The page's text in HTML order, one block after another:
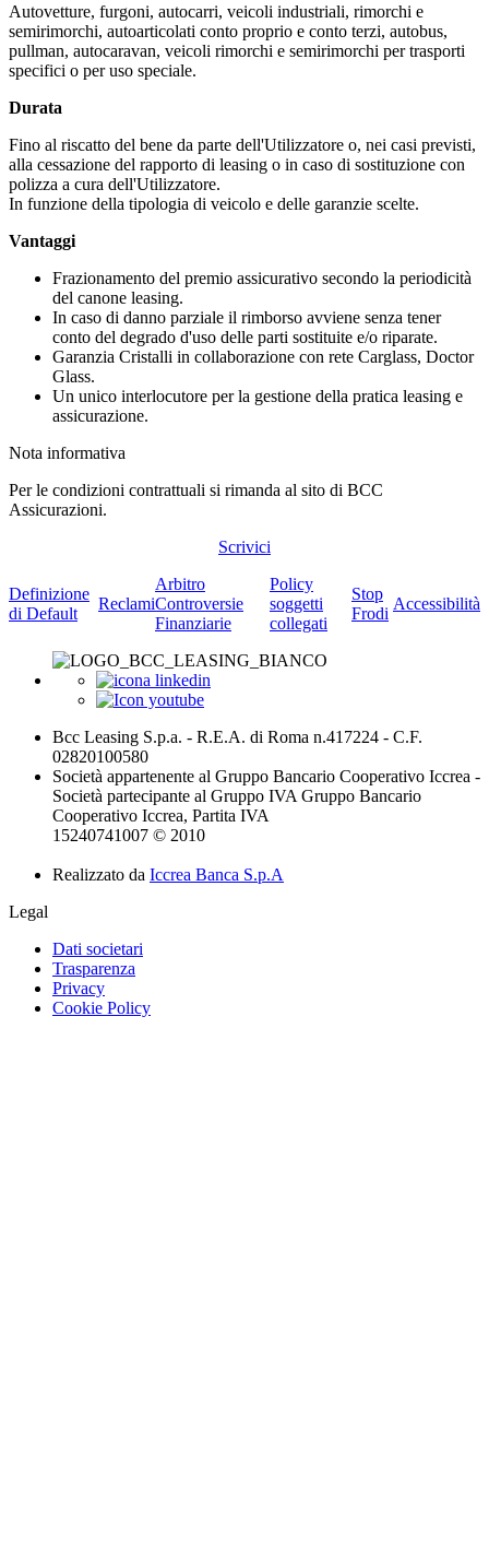
Autovetture, furgoni, autocarri, veicoli industriali, rimorchi e
semirimorchi, autoarticolati conto proprio e conto terzi, autobus,
pullman, autocaravan, veicoli rimorchi e semirimorchi per trasporti
specifici o per uso speciale.
Durata
Fino al riscatto del bene da parte dell'Utilizzatore o, nei casi previsti,
alla cessazione del rapporto di leasing o in caso di sostituzione con
polizza a cura dell'Utilizzatore.
In funzione della tipologia di veicolo e delle garanzie scelte.
Vantaggi
Frazionamento del premio assicurativo secondo la periodicità
del canone leasing.
In caso di danno parziale il rimborso avviene senza tener
conto del degrado d'uso delle parti sostituite e/o riparate.
Garanzia Cristalli in collaborazione con rete Carglass, Doctor
Glass.
Un unico interlocutore per la gestione della pratica leasing e
assicurazione.
Nota informativa
Per le condizioni contrattuali si rimanda al sito di BCC
Assicurazioni.
Scrivici
Definizione
di Default
Reclami
Arbitro
Controversie
Finanziarie
Policy
soggetti
collegati
Stop
Frodi
Accessibilità
Bcc Leasing S.p.a. - R.E.A. di Roma n.417224 - C.F.
02820100580
Società appartenente al Gruppo Bancario Cooperativo Iccrea -
Società partecipante al Gruppo IVA Gruppo Bancario
Cooperativo Iccrea, Partita IVA
15240741007 © 2010
Realizzato da Iccrea Banca S.p.A
Legal
Dati societari
Trasparenza
Privacy
Cookie Policy